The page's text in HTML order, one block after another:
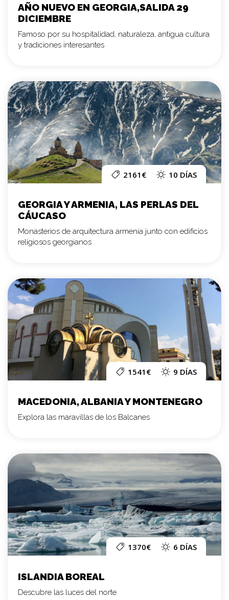
AÑO NUEVO EN GEORGIA,SALIDA 29
DICIEMBRE
Famoso por su hospitalidad, naturaleza, antigua cultura
y tradiciones interesantes
2161€ 10 DÍAS
GEORGIA Y ARMENIA, LAS PERLAS DEL
CÁUCASO
Monasterios de arquitectura armenia junto con edificios
religiosos georgianos
1541€ 9 DÍAS
MACEDONIA, ALBANIA Y MONTENEGRO
Explora las maravillas de los Balcanes
1370€ 6 DÍAS
ISLANDIA BOREAL
Descubre las luces del norte